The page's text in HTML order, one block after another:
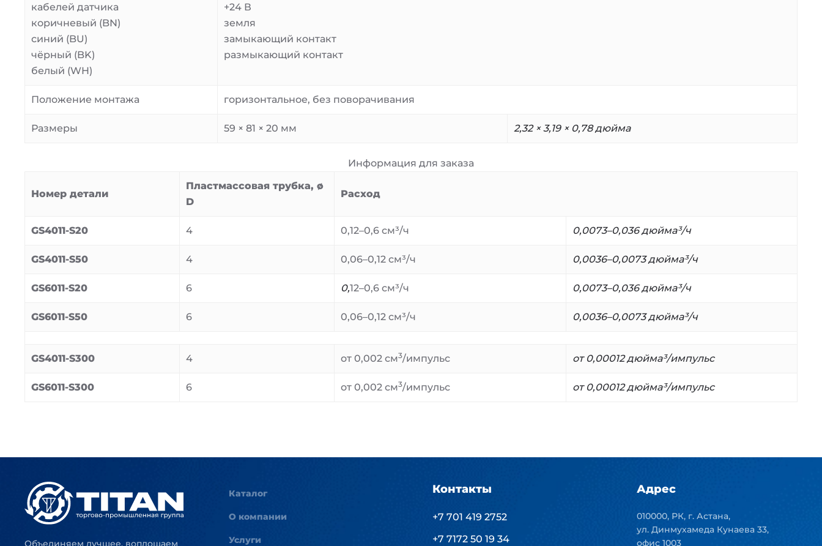
кабелей датчика
коричневый (BN)
синий (BU)
чёрный (BK)
белый (WH)
+24 В
земля
замыкающий контакт
размыкающий контакт
Положение монтажа горизонтальное, без поворачивания
Размеры 59 × 81 × 20 мм 2,32 × 3,19 × 0,78 дюйма
Информация для заказа
Номер детали
Пластмассовая трубка, ø
D
Расход
GS4011-S20 4 0,12–0,6 см³/ч 0,0073–0,036 дюйма³/ч
GS4011-S50 4 0,06–0,12 см³/ч 0,0036–0,0073 дюйма³/ч
GS6011-S20 6 0,12–0,6 см³/ч 0,0073–0,036 дюйма³/ч
GS6011-S50 6 0,06–0,12 см³/ч 0,0036–0,0073дюйма³/ч
GS4011-S300 4 от 0,002 см3/импульс от 0,00012 дюйма³/импульс
GS6011-S300 6 от 0,002 см3/импульс от 0,00012 дюйма³/импульс
Объединяем лучшее, воплощаем
Каталог
О компании
Услуги
Контакты
+7 701 419 2752
+7 7172 50 19 34
Адрес
010000, РК, г. Астана,
ул. Динмухамеда Кунаева 33,
офис 1003